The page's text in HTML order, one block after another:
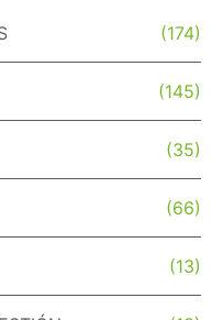
(174)
(145)
(35)
(66)
(13)